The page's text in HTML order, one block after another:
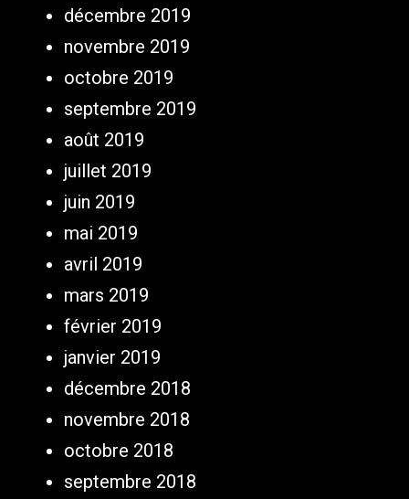
décembre 2019
novembre 2019
octobre 2019
septembre 2019
août 2019
juillet 2019
juin 2019
mai 2019
avril 2019
mars 2019
février 2019
janvier 2019
décembre 2018
novembre 2018
octobre 2018
septembre 2018